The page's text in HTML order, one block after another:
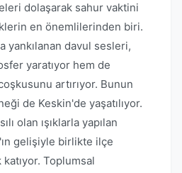
dolaşarak sahur vaktini
en önemlilerinden biri.
yankılanan davul sesleri,
yaratıyor hem de
artırıyor. Bunun
de Keskin'de yaşatılıyor.
olan ışıklarla yapılan
gelişiyle birlikte ilçe
Toplumsal